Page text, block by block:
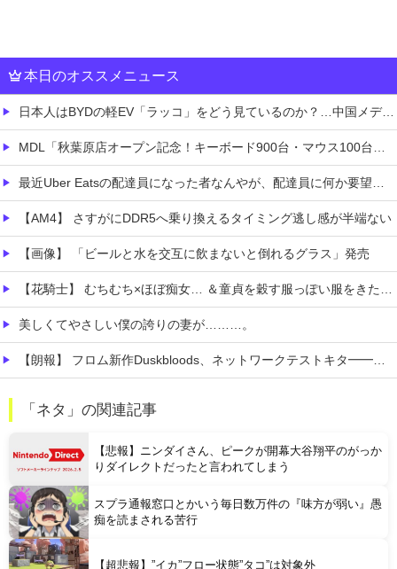
本日のオススメニュース
日本人はBYDの軽EV「ラッコ」をどう見ているのか？…中国メディア！
MDL「秋葉原店オープン記念！キーボード900台・マウス100台無料でプレゼント！」→秋葉原が大変なことになってしまう
最近Uber Eatsの配達員になった者なんやが、配達員に何か要望があったら教えてくれ
【AM4】 さすがにDDR5へ乗り換えるタイミング逃し感が半端ない
【画像】 「ビールと水を交互に飲まないと倒れるグラス」発売
【花騎士】 むちむち×ほぼ痴女… ＆童貞を穀す服っぽい服をきたホウオウボクへの反応！！！
美しくてやさしい僕の誇りの妻が………。
【朗報】 フロム新作Duskbloods、ネットワークテストキタ━━━━(゜∀゜)━━━━!!
Powered by livedoor 相互RSS
「ネタ」の関連記事
【悲報】ニンダイさん、ピークが開幕大谷翔平のがっか
りダイレクトだったと言われてしまう
スプラ通報窓口とかいう毎日数万件の『味方が弱い』愚
痴を読まされる苦行
【超悲報】”イカ”フロー状態”タコ”は対象外